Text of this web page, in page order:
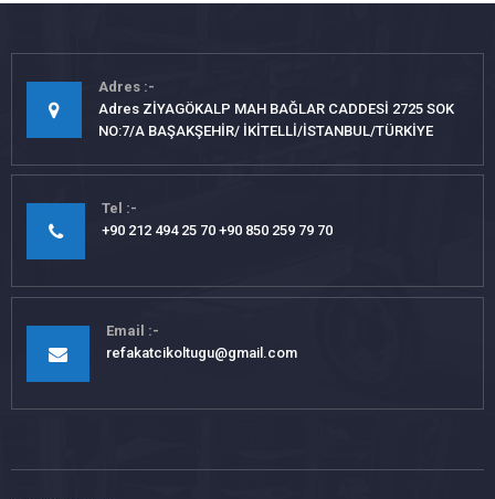
Adres
Adres ZİYAGÖKALP MAH BAĞLAR CADDESİ 2725 SOK
NO:7/A BAŞAKŞEHİR/ İKİTELLİ/İSTANBUL/TÜRKİYE
Tel
+90 212 494 25 70 +90 850 259 79 70
Email
refakatcikoltugu@gmail.com